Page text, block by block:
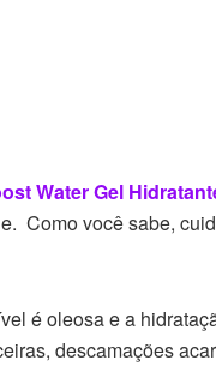
Water Gel
Como você sabe,
é oleosa e a
descamações